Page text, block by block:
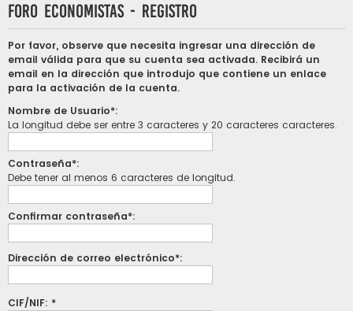
FORO ECONOMISTAS - Registro
Por favor, observe que necesita ingresar una dirección de
email válida para que su cuenta sea activada. Recibirá un
email en la dirección que introdujo que contiene un enlace
para la activación de la cuenta.
Nombre de Usuario*:
La longitud debe ser entre 3 caracteres y 20 caracteres caracteres.
Contraseña*:
Debe tener al menos 6 caracteres de longitud.
Confirmar contraseña*:
Dirección de correo electrónico*:
CIF/NIF: *